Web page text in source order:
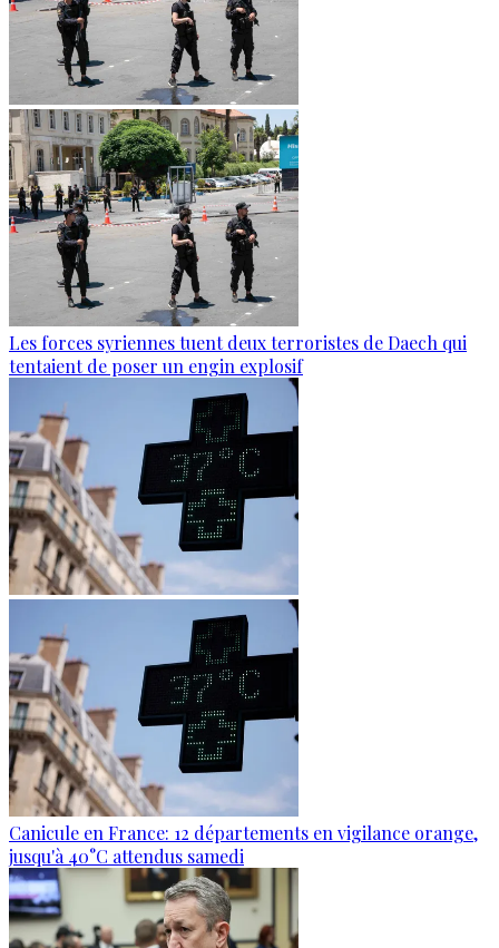
Les forces syriennes tuent deux terroristes de Daech qui
tentaient de poser un engin explosif
Canicule en France: 12 départements en vigilance orange,
jusqu'à 40°C attendus samedi